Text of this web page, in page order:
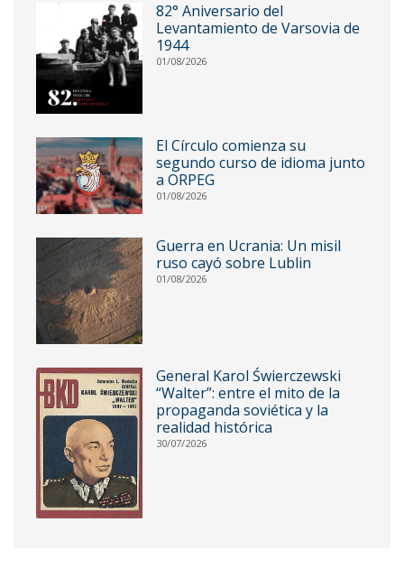
82° Aniversario del
Levantamiento de Varsovia de
1944
01/08/2026
El Círculo comienza su
segundo curso de idioma junto
a ORPEG
01/08/2026
Guerra en Ucrania: Un misil
ruso cayó sobre Lublin
01/08/2026
General Karol Świerczewski
“Walter”: entre el mito de la
propaganda soviética y la
realidad histórica
30/07/2026